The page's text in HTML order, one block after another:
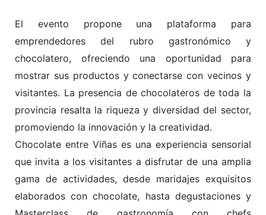
Bajo la organización de la Municipalidad de Junín y
Alma Retamo, el próximo domingo 8 de septiembre,
desde las 11, en la explanada municipal, se llevará a
cabo una nueva edición del evento cultural y
gastronómico Chocolate entre Viñas.